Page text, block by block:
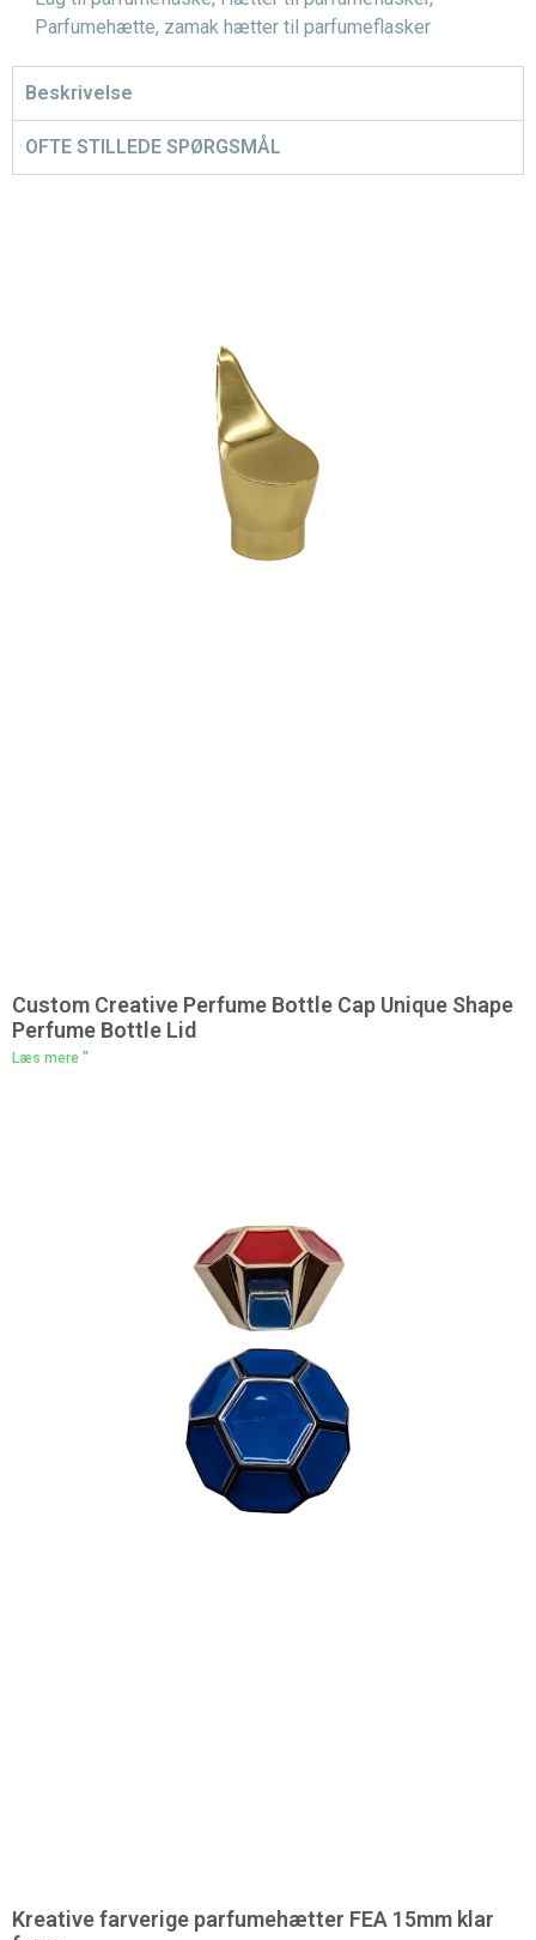
Parfumehætte, zamak hætter til parfumeflasker
Beskrivelse
OFTE STILLEDE SPØRGSMÅL
Custom Creative Perfume Bottle Cap Unique Shape
Perfume Bottle Lid
Læs mere "
Kreative farverige parfumehætter FEA 15mm klar